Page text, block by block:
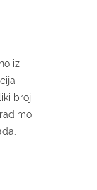
iz
broj